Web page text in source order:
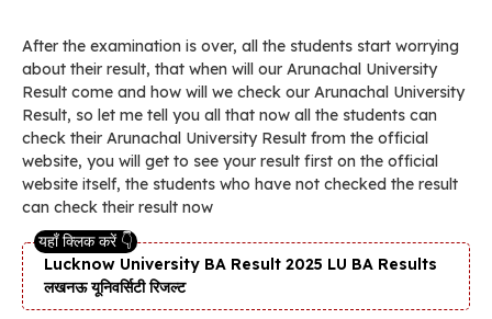
After the examination is over, all the students start worrying
about their result, that when will our Arunachal University
Result come and how will we check our Arunachal University
Result, so let me tell you all that now all the students can
check their Arunachal University Result from the official
website, you will get to see your result first on the official
website itself, the students who have not checked the result
can check their result now
Lucknow University BA Result 2025 LU BA Results
लखनऊ यूनिवर्सिटी रिजल्ट